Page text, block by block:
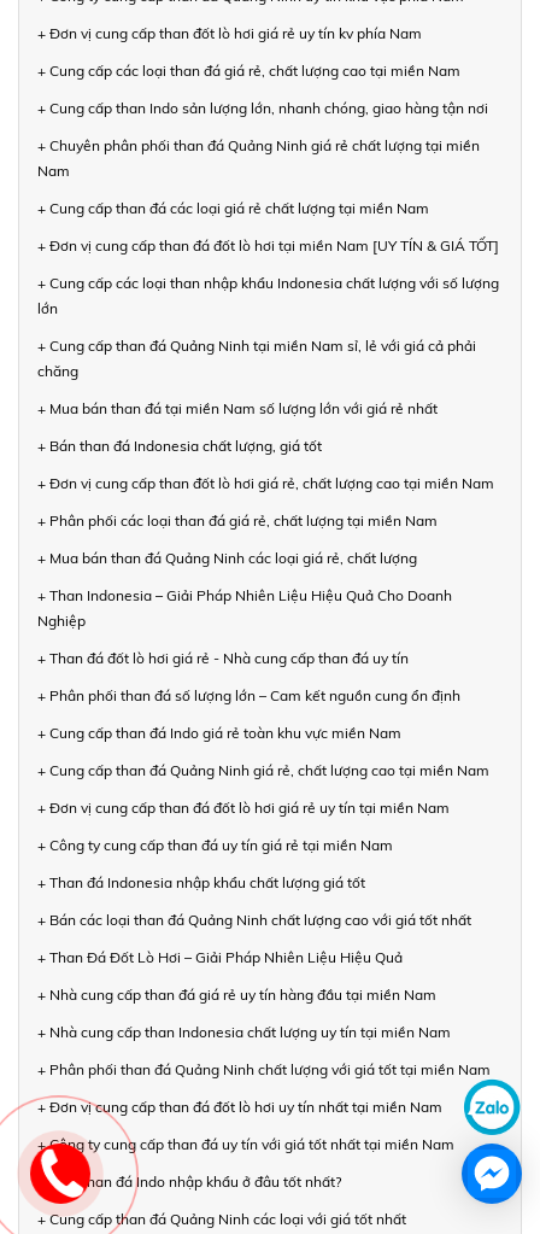
+ Đơn vị cung cấp than đốt lò hơi giá rẻ uy tín kv phía Nam
+ Cung cấp các loại than đá giá rẻ, chất lượng cao tại miền Nam
+ Cung cấp than Indo sản lượng lớn, nhanh chóng, giao hàng tận nơi
+ Chuyên phân phối than đá Quảng Ninh giá rẻ chất lượng tại miền
Nam
+ Cung cấp than đá các loại giá rẻ chất lượng tại miền Nam
+ Đơn vị cung cấp than đá đốt lò hơi tại miền Nam [UY TÍN & GIÁ TỐT]
+ Cung cấp các loại than nhập khẩu Indonesia chất lượng với số lượng
lớn
+ Cung cấp than đá Quảng Ninh tại miền Nam sỉ, lẻ với giá cả phải
chăng
+ Mua bán than đá tại miền Nam số lượng lớn với giá rẻ nhất
+ Bán than đá Indonesia chất lượng, giá tốt
+ Đơn vị cung cấp than đốt lò hơi giá rẻ, chất lượng cao tại miền Nam
+ Phân phối các loại than đá giá rẻ, chất lượng tại miền Nam
+ Mua bán than đá Quảng Ninh các loại giá rẻ, chất lượng
+ Than Indonesia – Giải Pháp Nhiên Liệu Hiệu Quả Cho Doanh
Nghiệp
+ Than đá đốt lò hơi giá rẻ - Nhà cung cấp than đá uy tín
+ Phân phối than đá số lượng lớn – Cam kết nguồn cung ổn định
+ Cung cấp than đá Indo giá rẻ toàn khu vực miền Nam
+ Cung cấp than đá Quảng Ninh giá rẻ, chất lượng cao tại miền Nam
+ Đơn vị cung cấp than đá đốt lò hơi giá rẻ uy tín tại miền Nam
+ Công ty cung cấp than đá uy tín giá rẻ tại miền Nam
+ Than đá Indonesia nhập khẩu chất lượng giá tốt
+ Bán các loại than đá Quảng Ninh chất lượng cao với giá tốt nhất
+ Than Đá Đốt Lò Hơi – Giải Pháp Nhiên Liệu Hiệu Quả
+ Nhà cung cấp than đá giá rẻ uy tín hàng đầu tại miền Nam
+ Nhà cung cấp than Indonesia chất lượng uy tín tại miền Nam
+ Phân phối than đá Quảng Ninh chất lượng với giá tốt tại miền Nam
+ Đơn vị cung cấp than đá đốt lò hơi uy tín nhất tại miền Nam
+ Công ty cung cấp than đá uy tín với giá tốt nhất tại miền Nam
+ Mua than đá Indo nhập khẩu ở đâu tốt nhất?
+ Cung cấp than đá Quảng Ninh các loại với giá tốt nhất